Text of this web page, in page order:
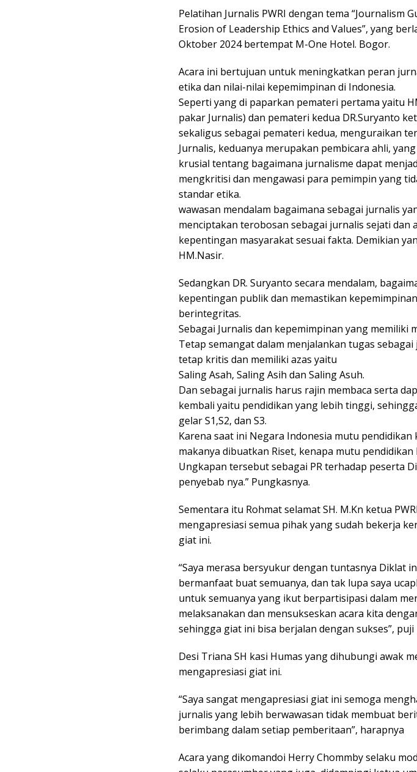
Pelatihan Jurnalis PWRI dengan tema “Journalism
Erosion of Leadership Ethics and Values”, yang
Oktober 2024 bertempat M-One Hotel. Bogor.
Acara ini bertujuan untuk meningkatkan peran
etika dan nilai-nilai kepemimpinan di Indonesia.
Seperti yang di paparkan pemateri pertama yaitu
pakar Jurnalis) dan pemateri kedua DR.Suryanto
sekaligus sebagai pemateri kedua, menguraikan
Jurnalis, keduanya merupakan pembicara ahli,
krusial tentang bagaimana jurnalisme dapat
mengkritisi dan mengawasi para pemimpin yang
standar etika.
wawasan mendalam bagaimana sebagai jurnalis
menciptakan terobosan sebagai jurnalis sejati dan
kepentingan masyarakat sesuai fakta. Demikian
HM.Nasir.
Sedangkan DR. Suryanto secara mendalam,
kepentingan publik dan memastikan
berintegritas.
Sebagai Jurnalis dan kepemimpinan yang memiliki
Tetap semangat dalam menjalankan tugas
tetap kritis dan memiliki azas yaitu
Saling Asah, Saling Asih dan Saling Asuh.
Dan sebagai jurnalis harus rajin membaca serta
kembali yaitu pendidikan yang lebih tinggi,
gelar S1,S2, dan S3.
Karena saat ini Negara Indonesia mutu pendidikan
makanya dibuatkan Riset, kenapa mutu
Ungkapan tersebut sebagai PR terhadap peserta
penyebab nya.” Pungkasnya.
Sementara itu Rohmat selamat SH. M.Kn ketua
mengapresiasi semua pihak yang sudah bekerja
giat ini.
“Saya merasa bersyukur dengan tuntasnya Diklat
bermanfaat buat semuanya, dan tak lupa saya
untuk semuanya yang ikut berpartisipasi dalam
melaksanakan dan mensukseskan acara kita
sehingga giat ini bisa berjalan dengan sukses”, puji
Desi Triana SH kasi Humas yang dihubungi awak
mengapresiasi giat ini.
“Saya sangat mengapresiasi giat ini semoga
jurnalis yang lebih berwawasan tidak membuat
berimbang dalam setiap pemberitaan”, harapnya
Acara yang dikomandoi Herry Chommby selaku